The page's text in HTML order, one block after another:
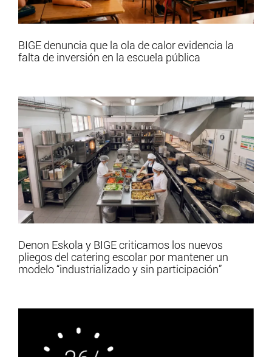
BIGE denuncia que la ola de calor evidencia la
falta de inversión en la escuela pública
Denon Eskola y BIGE criticamos los nuevos
pliegos del catering escolar por mantener un
modelo “industrializado y sin participación”